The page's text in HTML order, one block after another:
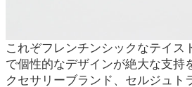
これぞフレンチンシックなテイス
で個性的なデザインが絶大な支持
クセサリーブランド、セルジュト